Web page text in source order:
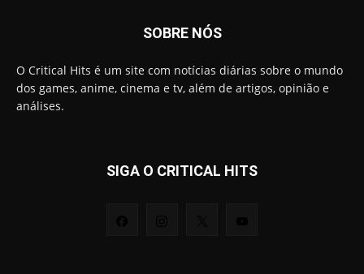
SOBRE NÓS
O Critical Hits é um site com notícias diárias sobre o mundo
dos games, anime, cinema e tv, além de artigos, opinião e
análises.
SIGA O CRITICAL HITS